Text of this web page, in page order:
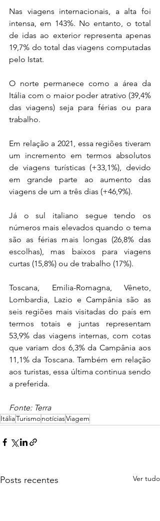
Nas viagens internacionais, a alta foi
intensa, em 143%. No entanto, o total
de idas ao exterior representa apenas
19,7% do total das viagens computadas
pelo Istat.
O norte permanece como a área da
Itália com o maior poder atrativo (39,4%
das viagens) seja para férias ou para
trabalho.
Em relação a 2021, essa regiões tiveram
um incremento em termos absolutos
de viagens turísticas (+33,1%), devido
em grande parte ao aumento das
viagens de um a três dias (+46,9%).
Já o sul italiano segue tendo os
números mais elevados quando o tema
são as férias mais longas (26,8% das
escolhas), mas baixos para viagens
curtas (15,8%) ou de trabalho (17%).
Toscana, Emilia-Romagna, Vêneto,
Lombardia, Lazio e Campânia são as
seis regiões mais visitadas do país em
termos totais e juntas representam
53,9% das viagens internas, com cotas
que variam dos 6,3% da Campânia aos
11,1% da Toscana. Também em relação
aos turistas, essa última continua sendo
a preferida.
Fonte: Terra
ItáliaTurismonotíciasViagem
Posts recentes Ver tudo